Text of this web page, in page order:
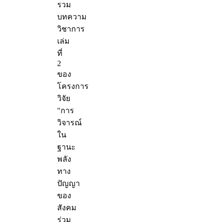
รวม
บทความ
วิชาการ
เล่ม
ที่
2
ของ
โครงการ
วิจัย
"การ
วิจารณ์
ใน
ฐานะ
พลัง
ทาง
ปัญญา
ของ
สังคม
ร่วม